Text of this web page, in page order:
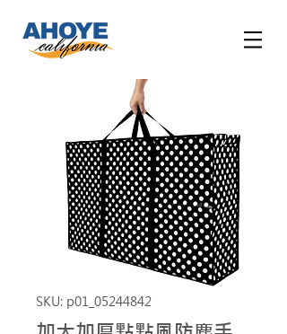
SKU: p01_05244842